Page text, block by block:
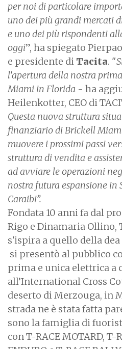
per noi di particolare
uno dei più grandi mercati
e uno dei più rispondenti
oggi”, ha spiegato
e presidente di Tacita. "
l'apertura della nostra
Miami in Florida - ha
Heilenkotter, CEO di
Questa nuova struttura
finanziario di Brickell
muovere i prossimi passi
struttura di vendita e
ad avviare le operazioni
nostra futura espansione in
Caraibi”.
Fondata 10 anni fa dal
Rigo e Dinamaria
s'ispira a quello della
si presentò al pubblico
prima e unica elettrica a
all’International Cross
deserto di Merzouga, in
strada ne è stata fatta
sono la famiglia di
con T-RACE MOTARD, T-